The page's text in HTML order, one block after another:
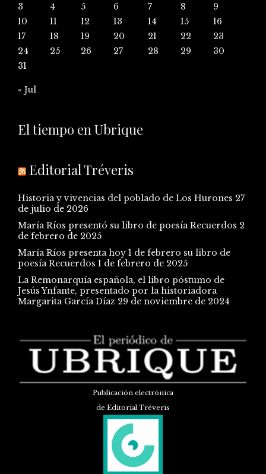
3
4 5 6 7 8
9
10
11 12 13 14 15
16
17
18 19 20 21 22
23
24
25 26 27 28 29
30
31
« Jul
El tiempo en Ubrique
Editorial Tréveris
Historia y vivencias del poblado de Los Hurones 27
de julio de 2026
María Ríos presentó su libro de poesía Recuerdos 2
de febrero de 2025
María Ríos presenta hoy 1 de febrero su libro de
poesía Recuerdos 1 de febrero de 2025
La Remonarquía española, el libro póstumo de
Jesús Ynfante, presentado por la historiadora
Margarita García Díaz 29 de noviembre de 2024
Publicación electrónica
de Editorial Tréveris